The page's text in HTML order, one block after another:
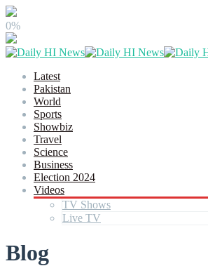
0%
Latest
Pakistan
World
Sports
Showbiz
Travel
Science
Business
Election 2024
Videos
TV Shows
Live TV
Blog